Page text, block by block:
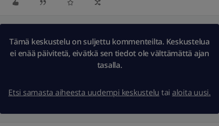
Tämä keskustelu on suljettu kommenteilta. Keskustelua
ei enää päivitetä, eivätkä sen tiedot ole välttämättä ajan
tasalla.
Etsi samasta aiheesta uudempi keskustelu tai aloita uusi.